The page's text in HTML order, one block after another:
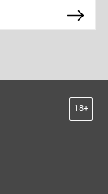
18+